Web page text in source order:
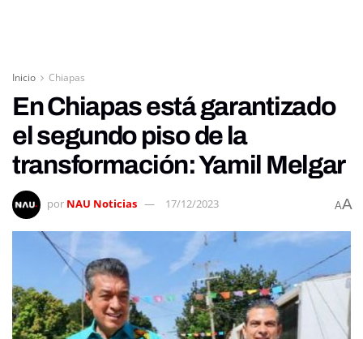
Inicio Chiapas
En Chiapas está garantizado
el segundo piso de la
transformación: Yamil Melgar
por NAU Noticias 17/12/2023 AA